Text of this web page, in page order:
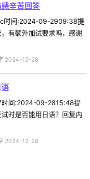
辛苦回答
时间:2024-09-2909:38提
有额外加试要求吗，感谢
2024-12-28
时间:2024-09-2815:48提
时是否能用日语？回复内
2024-12-28